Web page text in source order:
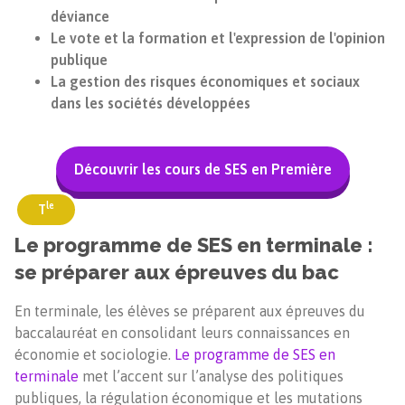
déviance
Le vote et la formation et l'expression de l'opinion
publique
La gestion des risques économiques et sociaux
dans les sociétés développées
Découvrir les cours de SES en Première
T le
Le programme de SES en terminale :
se préparer aux épreuves du bac
En terminale, les élèves se préparent aux épreuves du
baccalauréat en consolidant leurs connaissances en
économie et sociologie. Le programme de SES en
terminale met l’accent sur l’analyse des politiques
publiques, la régulation économique et les mutations